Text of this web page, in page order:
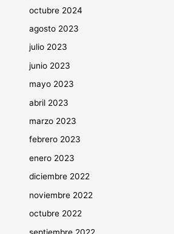
octubre 2024
agosto 2023
julio 2023
junio 2023
mayo 2023
abril 2023
marzo 2023
febrero 2023
enero 2023
diciembre 2022
noviembre 2022
octubre 2022
septiembre 2022